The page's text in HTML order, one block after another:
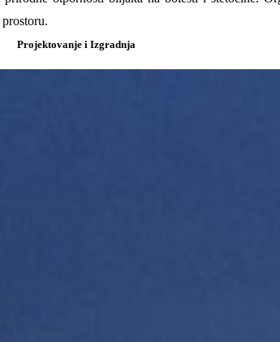
Projektovanje i Izgradnja